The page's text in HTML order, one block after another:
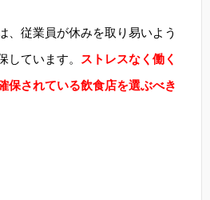
、従業員が休みを取り易いよう
しています。
ストレスなく働く
保されている飲食店を選ぶべき